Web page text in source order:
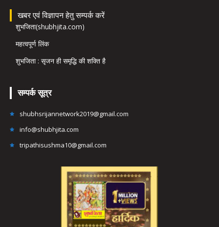
खबर एवं विज्ञापन हेतु सम्पर्क करें
शुभजिता(shubhjita.com)
महत्वपूर्ण लिंक
शुभजिता : सृजन ही समृद्धि की शक्ति है
सम्पर्क सूत्र
shubhsrijannetwork2019@gmail.com
info@shubhjita.com
tripathisushma10@gmail.com